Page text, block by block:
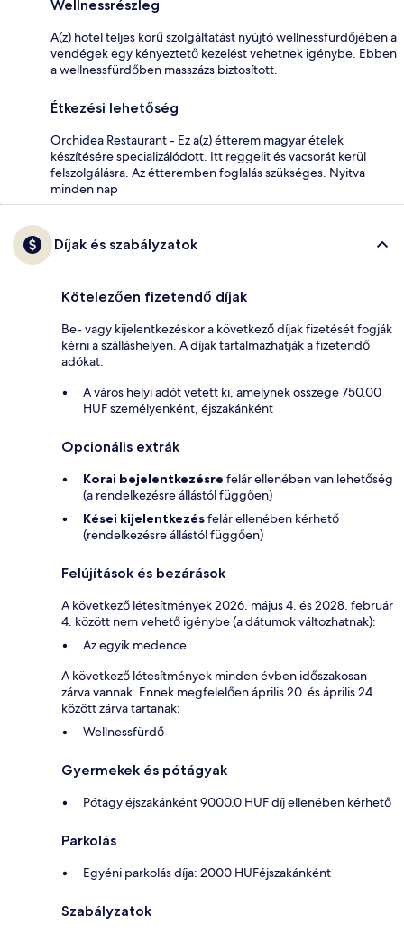
Wellnessrészleg
A(z) hotel teljes körű szolgáltatást nyújtó wellnessfürdőjében a
vendégek egy kényeztető kezelést vehetnek igénybe. Ebben
a wellnessfürdőben masszázs biztosított.
Étkezési lehetőség
Orchidea Restaurant - Ez a(z) étterem magyar ételek
készítésére specializálódott. Itt reggelit és vacsorát kerül
felszolgálásra. Az étteremben foglalás szükséges. Nyitva
minden nap
Díjak és szabályzatok
Kötelezően fizetendő díjak
Be- vagy kijelentkezéskor a következő díjak fizetését fogják
kérni a szálláshelyen. A díjak tartalmazhatják a fizetendő
adókat:
A város helyi adót vetett ki, amelynek összege 750.00
HUF személyenként, éjszakánként
Opcionális extrák
Korai bejelentkezésre felár ellenében van lehetőség
(a rendelkezésre állástól függően)
Kései kijelentkezésfelár ellenében kérhető
(rendelkezésre állástól függően)
Felújítások és bezárások
A következő létesítmények 2026. május 4. és 2028. február
4. között nem vehető igénybe (a dátumok változhatnak):
Az egyik medence
A következő létesítmények minden évben időszakosan
zárva vannak. Ennek megfelelően április 20. és április 24.
között zárva tartanak:
Wellnessfürdő
Gyermekek és pótágyak
Pótágy éjszakánként 9000.0 HUF díj ellenében kérhető
Parkolás
Egyéni parkolás díja: 2000 HUFéjszakánként
Szabályzatok